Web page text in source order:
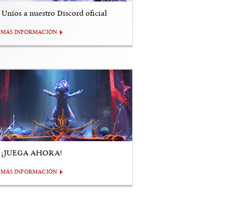
Uníos a nuestro Discord oficial
MÁS INFORMACIÓN
¡JUEGA AHORA!
MÁS INFORMACIÓN